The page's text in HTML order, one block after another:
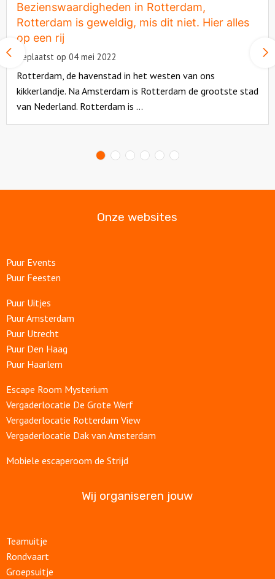
Vorige
slide
Bezienswaardigheden in Rotterdam,
Rotterdam is geweldig, mis dit niet. Hier alles
op een rij
Geplaatst op 04 mei 2022
Rotterdam, de havenstad in het westen van ons
kikkerlandje. Na Amsterdam is Rotterdam de grootste stad
van Nederland. Rotterdam is ...
Onze websites
Puur Events
Puur Feesten
Puur Uitjes
Puur Amsterdam
Puur Utrecht
Puur Den Haag
Puur Haarlem
Escape Room Mysterium
Vergaderlocatie De Grote Werf
Vergaderlocatie Rotterdam View
Vergaderlocatie Dak van Amsterdam
Mobiele escaperoom de Strijd
Wij organiseren jouw
Teamuitje
Rondvaart
Groepsuitje